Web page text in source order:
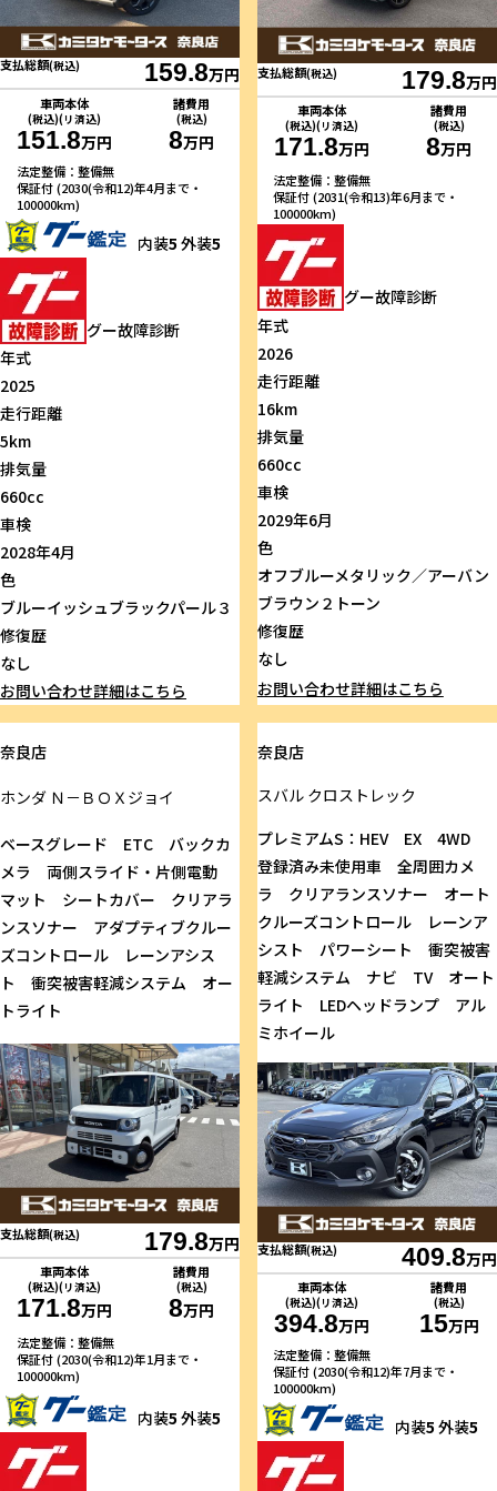
支払総額(税込) 159.8万円
車両本体
(税込)(リ済込)
151.8万円
諸費用
(税込)
8万円
法定整備：整備無
保証付 (2030(令和12)年4月まで・
100000km)
内装5 外装5
グー故障診断
年式
2025
走行距離
5km
排気量
660cc
車検
2028年4月
色
ブルーイッシュブラックパール３
修復歴
なし
お問い合わせ詳細はこちら
支払総額(税込) 179.8万円
車両本体
(税込)(リ済込)
171.8万円
諸費用
(税込)
8万円
法定整備：整備無
保証付 (2031(令和13)年6月まで・
100000km)
グー故障診断
年式
2026
走行距離
16km
排気量
660cc
車検
2029年6月
色
オフブルーメタリック／アーバン
ブラウン２トーン
修復歴
なし
お問い合わせ詳細はこちら
奈良店
ホンダ Ｎ－ＢＯＸジョイ
ベースグレード ETC バックカ
メラ 両側スライド・片側電動
マット シートカバー クリアラ
ンスソナー アダプティブクルー
ズコントロール レーンアシス
ト 衝突被害軽減システム オー
トライト
支払総額(税込) 179.8万円
車両本体
(税込)(リ済込)
171.8万円
諸費用
(税込)
8万円
法定整備：整備無
保証付 (2030(令和12)年1月まで・
100000km)
内装5 外装5
奈良店
スバルクロストレック
プレミアムS：HEV EX 4WD
登録済み未使用車 全周囲カメ
ラ クリアランスソナー オート
クルーズコントロール レーンア
シスト パワーシート 衝突被害
軽減システム ナビ TV オート
ライト LEDヘッドランプ アル
ミホイール
支払総額(税込) 409.8万円
車両本体
(税込)(リ済込)
394.8万円
諸費用
(税込)
15万円
法定整備：整備無
保証付 (2030(令和12)年7月まで・
100000km)
内装5 外装5